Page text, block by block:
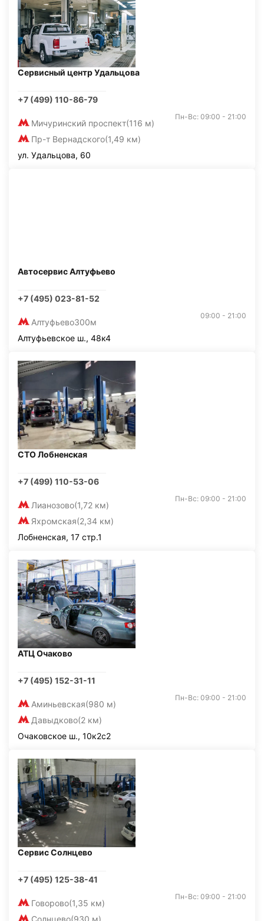
Сервисный центр Удальцова
+7 (499) 110-86-79
Мичуринский проспект(116 м)
Пр-т Вернадского(1,49 км)
Пн-Вс: 09:00 - 21:00
ул. Удальцова, 60
Автосервис Алтуфьево
+7 (495) 023-81-52
Алтуфьево300м
09:00 - 21:00
Алтуфьевское ш., 48к4
СТО Лобненская
+7 (499) 110-53-06
Лианозово(1,72 км)
Яхромская(2,34 км)
Пн-Вс: 09:00 - 21:00
Лобненская, 17 стр.1
АТЦ Очаково
+7 (495) 152-31-11
Аминьевская(980 м)
Давыдково(2 км)
Пн-Вс: 09:00 - 21:00
Очаковское ш., 10к2с2
Сервис Солнцево
+7 (495) 125-38-41
Говорово(1,35 км)
Солнцево(930 м)
Пн-Вс: 09:00 - 21:00